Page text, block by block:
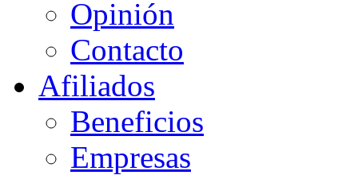
Opinión
Contacto
Afiliados
Beneficios
Empresas